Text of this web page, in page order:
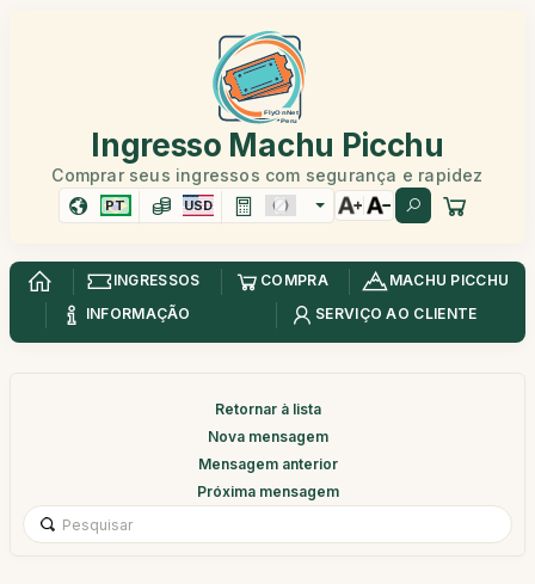
Ingresso Machu Picchu
Comprar seus ingressos com segurança e rapidez
PT USD
INGRESSOS COMPRA
MACHU PICCHU
INFORMAÇÃO
SERVIÇO AO CLIENTE
Retornar à lista
Nova mensagem
Mensagem anterior
Próxima mensagem